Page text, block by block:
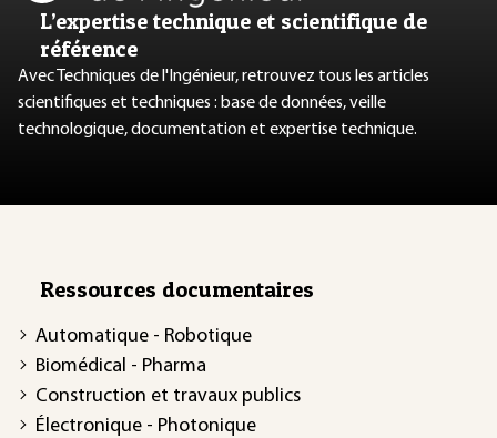
L’expertise technique et scientifique de
référence
Avec Techniques de l'Ingénieur, retrouvez tous les articles
scientifiques et techniques : base de données, veille
technologique, documentation et expertise technique.
Ressources documentaires
Automatique - Robotique
Biomédical - Pharma
Construction et travaux publics
Électronique - Photonique